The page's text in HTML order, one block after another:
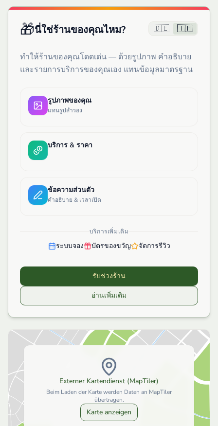
🎁นี่ใช่ร้านของคุณไหม? 🇩🇪 🇹🇭
ทำให้ร้านของคุณโดดเด่น — ด้วยรูปภาพ คำอธิบาย
และรายการบริการของคุณเอง แทนข้อมูลมาตรฐาน
รูปภาพของคุณ
แทนรูปสำรอง
บริการ & ราคา
ข้อความส่วนตัว
คำอธิบาย & เวลาเปิด
บริการเพิ่มเติม
ระบบจอง บัตรของขวัญ จัดการรีวิว
รับช่วงร้าน
อ่านเพิ่มเติม
Externer Kartendienst (MapTiler)
Beim Laden der Karte werden Daten an MapTiler
übertragen.
Karte anzeigen